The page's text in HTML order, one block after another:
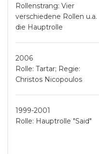
Rollenstrang: Vier
verschiedene Rollen u.a.
die Hauptrolle
2006
Rolle: Tartar; Regie:
Christos Nicopoulos
1999-2001
Rolle: Hauptrolle "Said"